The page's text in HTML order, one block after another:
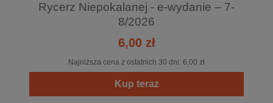
nakład blisko 800 tysięcy egzemplarzy.
Pomimo trudności wojennych i komunistycznej cenzury,
jego misja przetrwała. W latach 70. był wydawany dla
Polonii w Rzymie, a w 1981 roku powrócił do Polski. Jego
wpływ sięgnął także Japonii, gdzie od 1930 roku ukazywał
się jako „Seibo no Kishi”. Dziś „Rycerz Niepokalanej
Rycerz Niepokalanej - e-wydanie – 7-
8/2026
6,00 zł
Najniższa cena z ostatnich 30 dni: 6,00 zł
Kup teraz